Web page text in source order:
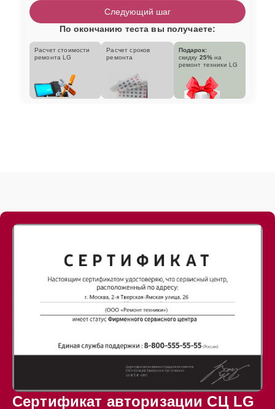
Следующий шаг
По окончанию теста вы получаете:
Расчет стоимости
ремонта LG
Расчет сроков
ремонта
Подарок:
скидку 25% на
ремонт техники LG
Сертификат авторизации СЦ LG